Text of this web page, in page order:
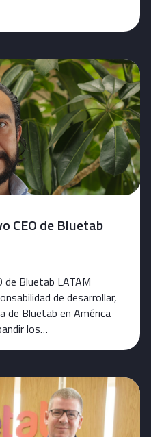
CEO de Bluetab
de Bluetab LATAM
de desarrollar,
de Bluetab en América
los…